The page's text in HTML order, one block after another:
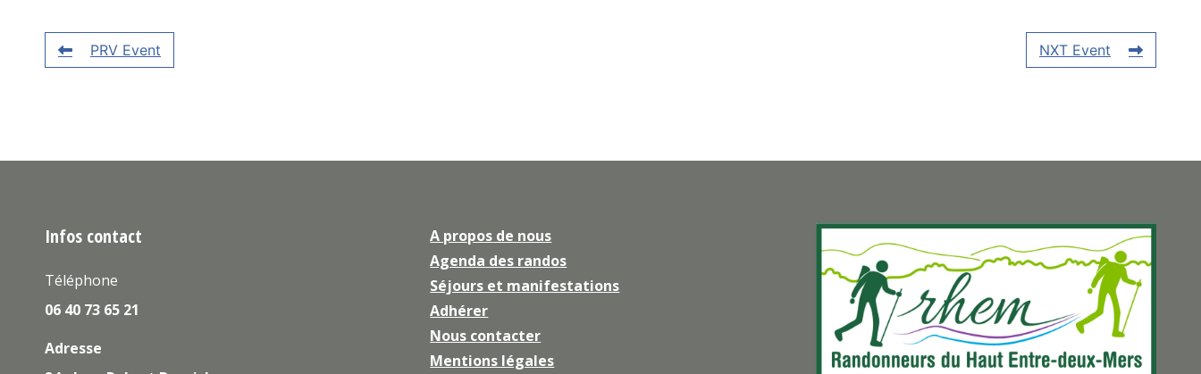
PRV Event NXT Event
Infos contact
Téléphone
06 40 73 65 21
Adresse
A propos de nous
Agenda des randos
Séjours et manifestations
Adhérer
Nous contacter
Mentions légales